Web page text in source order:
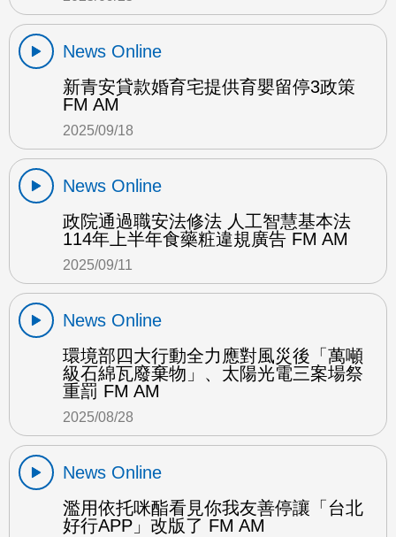
News Online
新青安貸款婚育宅提供育嬰留停3政策
FM AM
2025/09/18
News Online
政院通過職安法修法 人工智慧基本法
114年上半年食藥粧違規廣告 FM AM
2025/09/11
News Online
環境部四大行動全力應對風災後「萬噸
級石綿瓦廢棄物」、太陽光電三案場祭
重罰 FM AM
2025/08/28
News Online
濫用依托咪酯看見你我友善停讓「台北
好行APP」改版了 FM AM